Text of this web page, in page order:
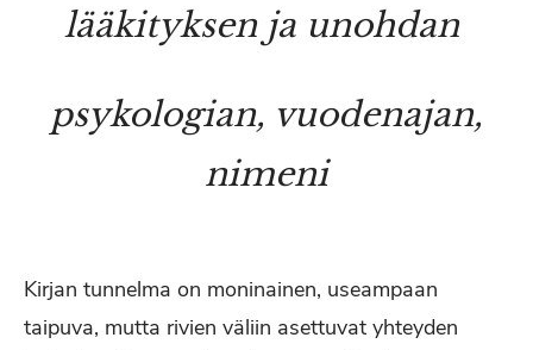
lääkityksen ja unohdan
psykologian, vuodenajan,
nimeni
Kirjan tunnelma on moninainen, useampaan
taipuva, mutta rivien väliin asettuvat yhteyden